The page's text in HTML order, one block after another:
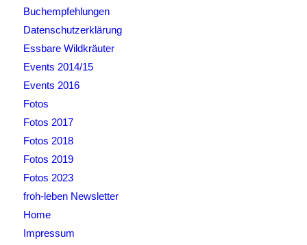
Buchempfehlungen
Datenschutzerklärung
Essbare Wildkräuter
Events 2014/15
Events 2016
Fotos
Fotos 2017
Fotos 2018
Fotos 2019
Fotos 2023
froh-leben Newsletter
Home
Impressum